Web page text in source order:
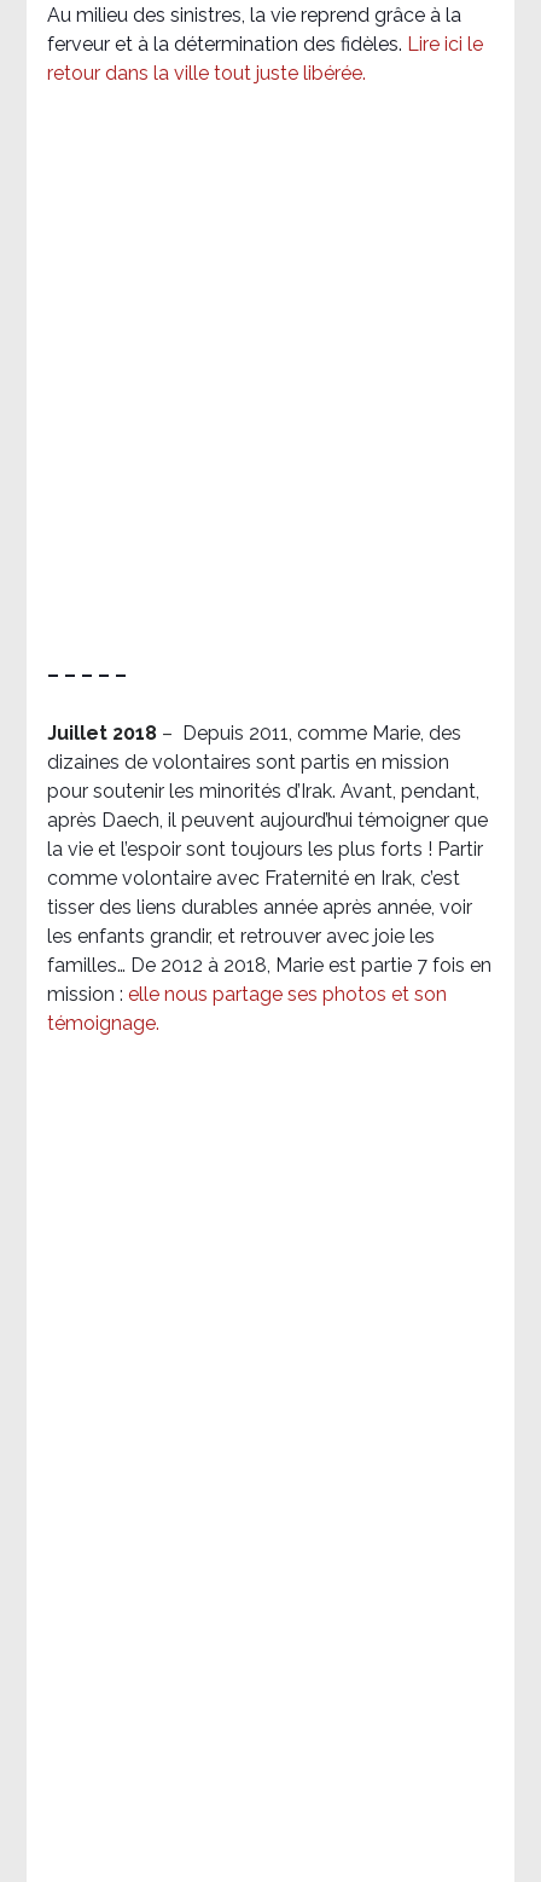
Au milieu des sinistres, la vie reprend grâce à la
ferveur et à la détermination des fidèles. Lire ici le
retour dans la ville tout juste libérée.
– – – – –
Juillet 2018 –
Depuis 2011, comme Marie, des
dizaines de volontaires sont partis en mission
pour soutenir les minorités d’Irak. Avant, pendant,
après Daech, il peuvent aujourd’hui témoigner que
la vie et l’espoir sont toujours les plus forts ! Partir
comme volontaire avec Fraternité en Irak, c’est
tisser des liens durables année après année, voir
les enfants grandir, et retrouver avec joie les
familles… De 2012 à 2018, Marie est partie 7 fois en
mission : elle nous partage ses photos et son
témoignage.